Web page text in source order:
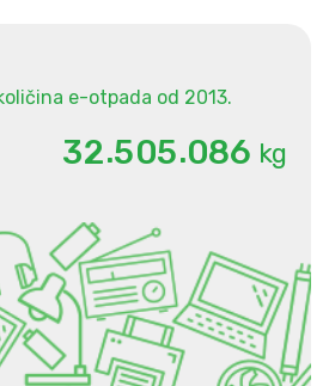
e-otpada od 2013.
32.505.086 kg